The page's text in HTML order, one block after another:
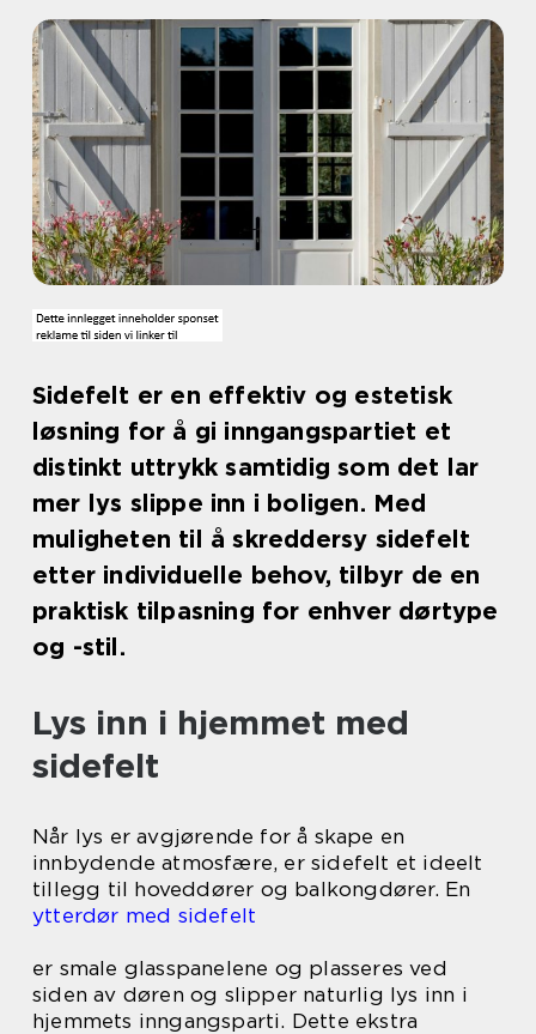
Sidefelt er en effektiv og estetisk
løsning for å gi inngangspartiet et
distinkt uttrykk samtidig som det lar
mer lys slippe inn i boligen. Med
muligheten til å skreddersy sidefelt
etter individuelle behov, tilbyr de en
praktisk tilpasning for enhver dørtype
og -stil.
Lys inn i hjemmet med
sidefelt
Når lys er avgjørende for å skape en
innbydende atmosfære, er sidefelt et ideelt
tillegg til hoveddører og balkongdører. En
ytterdør med sidefelt
er smale glasspanelene og plasseres ved
siden av døren og slipper naturlig lys inn i
hjemmets inngangsparti. Dette ekstra